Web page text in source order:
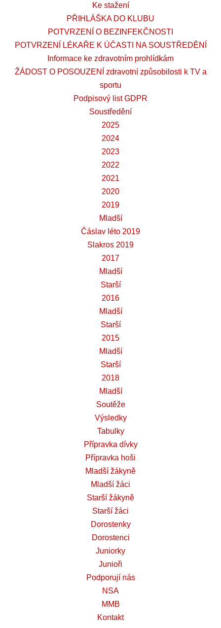
Ke stažení
PŘIHLÁŠKA DO KLUBU
POTVRZENÍ O BEZINFEKČNOSTI
POTVRZENÍ LÉKAŘE K ÚČASTI NA SOUSTŘEDĚNÍ
Informace ke zdravotním prohlídkám
ŽÁDOST O POSOUZENÍ zdravotní způsobilosti k TV a
sportu
Podpisový list GDPR
Soustředění
2025
2024
2023
2022
2021
2020
2019
Mladší
Čáslav léto 2019
Slakros 2019
2017
Mladší
Starší
2016
Mladší
Starší
2015
Mladší
Starší
2018
Mladší
Soutěže
Výsledky
Tabulky
Přípravka dívky
Přípravka hoši
Mladší žákyně
Mladší žáci
Starší žákyně
Starší žáci
Dorostenky
Dorostenci
Juniorky
Junioři
Podporují nás
NSA
MMB
Kontakt